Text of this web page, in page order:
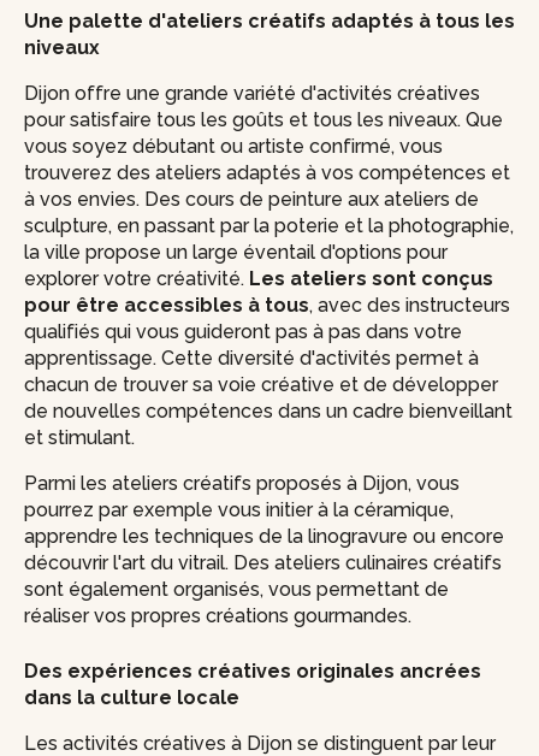
Une palette d'ateliers créatifs adaptés à tous les
niveaux
Dijon offre une grande variété d'activités créatives
pour satisfaire tous les goûts et tous les niveaux. Que
vous soyez débutant ou artiste confirmé, vous
trouverez des ateliers adaptés à vos compétences et
à vos envies. Des cours de peinture aux ateliers de
sculpture, en passant par la poterie et la photographie,
la ville propose un large éventail d'options pour
explorer votre créativité. Les ateliers sont conçus
pour être accessibles à tous, avec des instructeurs
qualifiés qui vous guideront pas à pas dans votre
apprentissage. Cette diversité d'activités permet à
chacun de trouver sa voie créative et de développer
de nouvelles compétences dans un cadre bienveillant
et stimulant.
Parmi les ateliers créatifs proposés à Dijon, vous
pourrez par exemple vous initier à la céramique,
apprendre les techniques de la linogravure ou encore
découvrir l'art du vitrail. Des ateliers culinaires créatifs
sont également organisés, vous permettant de
réaliser vos propres créations gourmandes.
Des expériences créatives originales ancrées
dans la culture locale
Les activités créatives à Dijon se distinguent par leur